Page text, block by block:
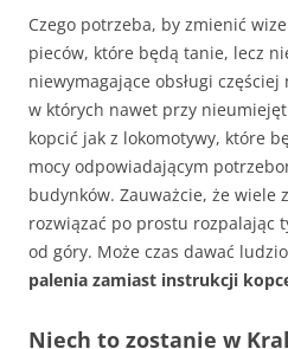
Czego potrzeba, by zmienić
pieców, które będą tanie, lecz
niewymagające obsługi
w których nawet przy
kopcić jak z lokomotywy, które
mocy odpowiadającym
budynków. Zauważcie, że wiele
rozwiązać po prostu rozpalając
od góry. Może czas dawać
palenia zamiast instrukcji
Niech to zostanie w